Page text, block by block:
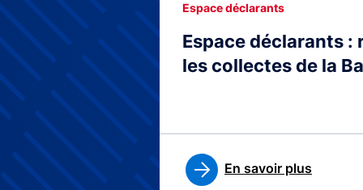
Espace déclarants
les collectes de la
Espace déclarants
En savoir plus